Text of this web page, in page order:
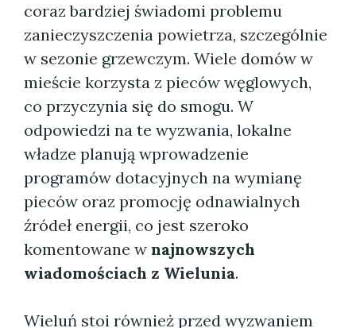
coraz bardziej świadomi problemu
zanieczyszczenia powietrza, szczególnie
w sezonie grzewczym. Wiele domów w
mieście korzysta z pieców węglowych,
co przyczynia się do smogu. W
odpowiedzi na te wyzwania, lokalne
władze planują wprowadzenie
programów dotacyjnych na wymianę
pieców oraz promocję odnawialnych
źródeł energii, co jest szeroko
komentowane w najnowszych
wiadomościach z Wielunia.
Wieluń stoi również przed wyzwaniem